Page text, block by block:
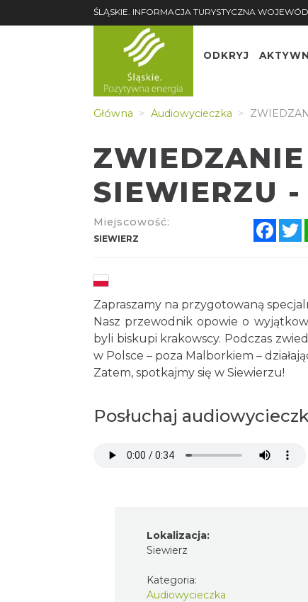
ŚLĄSKIE. INFORMACJA TURYSTYCZNA
ODKRYJ
Główna Audiowycieczka
SIEWIERZU
Miejscowość:
SIEWIERZ
Zapraszamy na przygotowaną
Nasz przewodnik opowie o
byli biskupi krakowscy. Podczas
w Polsce – poza Malborkiem –
Zatem, spotkajmy się w Siewierzu!
Posłuchaj
Lokalizacja:
Siewierz
Kategoria:
Audiowycieczka